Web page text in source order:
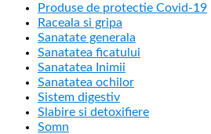
Produse de protectie Covid-19
Raceala si gripa
Sanatate generala
Sanatatea ficatului
Sanatatea Inimii
Sanatatea ochilor
Sistem digestiv
Slabire si detoxifiere
Somn